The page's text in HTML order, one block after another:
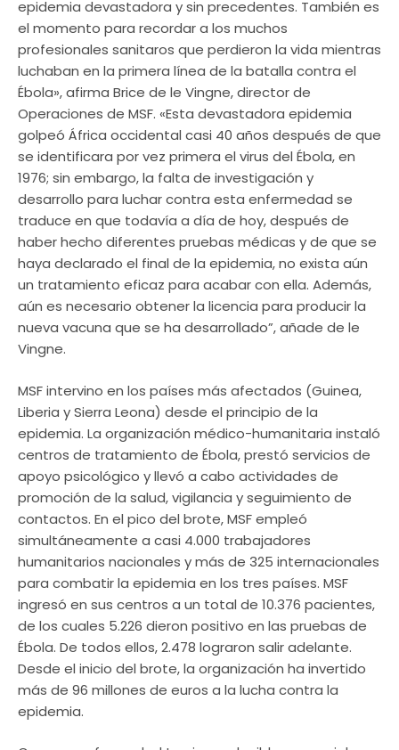
epidemia devastadora y sin precedentes. También es
el momento para recordar a los muchos
profesionales sanitaros que perdieron la vida mientras
luchaban en la primera línea de la batalla contra el
Ébola», afirma Brice de le Vingne, director de
Operaciones de MSF. «Esta devastadora epidemia
golpeó África occidental casi 40 años después de que
se identificara por vez primera el virus del Ébola, en
1976; sin embargo, la falta de investigación y
desarrollo para luchar contra esta enfermedad se
traduce en que todavía a día de hoy, después de
haber hecho diferentes pruebas médicas y de que se
haya declarado el final de la epidemia, no exista aún
un tratamiento eficaz para acabar con ella. Además,
aún es necesario obtener la licencia para producir la
nueva vacuna que se ha desarrollado”, añade de le
Vingne.
MSF intervino en los países más afectados (Guinea,
Liberia y Sierra Leona) desde el principio de la
epidemia. La organización médico-humanitaria instaló
centros de tratamiento de Ébola, prestó servicios de
apoyo psicológico y llevó a cabo actividades de
promoción de la salud, vigilancia y seguimiento de
contactos. En el pico del brote, MSF empleó
simultáneamente a casi 4.000 trabajadores
humanitarios nacionales y más de 325 internacionales
para combatir la epidemia en los tres países. MSF
ingresó en sus centros a un total de 10.376 pacientes,
de los cuales 5.226 dieron positivo en las pruebas de
Ébola. De todos ellos, 2.478 lograron salir adelante.
Desde el inicio del brote, la organización ha invertido
más de 96 millones de euros a la lucha contra la
epidemia.